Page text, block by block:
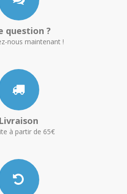
question ?
nous maintenant !
Livraison
à partir de 65€